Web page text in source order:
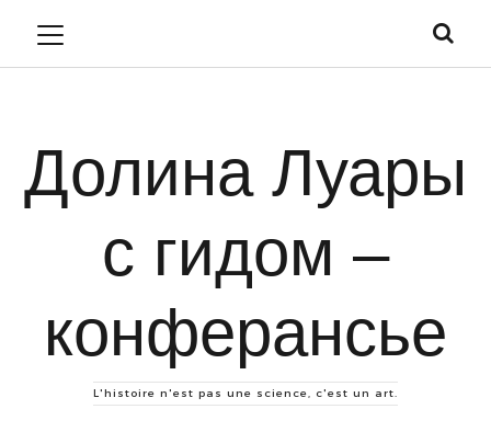
Долина Луары
с гидом –
конферансье
L'histoire n'est pas une science, c'est un art.